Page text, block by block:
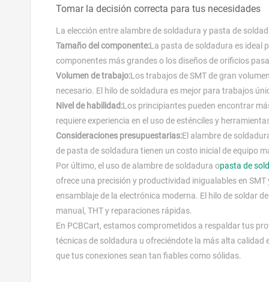
Tomar la decisión correcta para tus necesidades
La elección entre alambre de soldadura y pasta de
Tamaño del componente:La pasta de soldadura es ideal
componentes más grandes o los diseños de orificios
Volumen de trabajo:Los trabajos de SMT de gran
necesario. El hilo de soldadura es mejor para trabajos
Nivel de habilidad:Los principiantes pueden encontrar
requiere experiencia en el uso de esténciles y
Consideraciones presupuestarias:El alambre de
de pasta de soldadura tienen un costo inicial de equipo
Por último, el uso de alambre de soldadura opasta de
ofrece una precisión y productividad inigualables en
ensamblaje de la electrónica moderna. El hilo de soldar
manual, THT y reparaciones rápidas.
En PCBCart, estamos comprometidos a respaldar tus
técnicas de soldadura u ofreciéndote la más alta calidad
que tus conexiones sean tan fiables como sólidas.